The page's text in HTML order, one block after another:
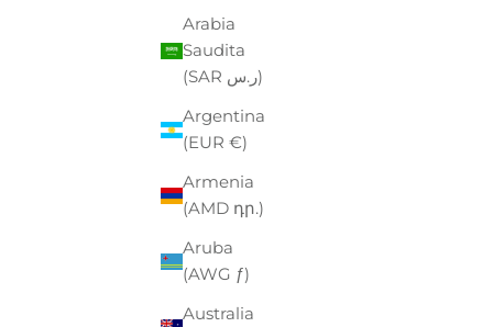
Arabia
Saudita
(SAR ر.س)
Argentina
(EUR €)
Armenia
(AMD դր.)
Aruba
(AWG ƒ)
Australia
EASTPAK
TROLLEY EASTPAK
PREZZO
€130,00-40%PREZZO SCONTATO
€78,00